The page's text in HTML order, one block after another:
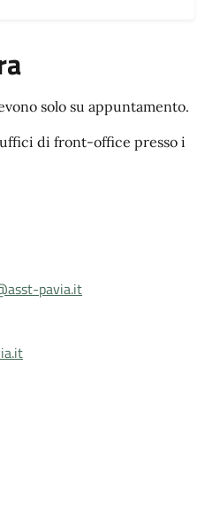
solo su appuntamento.
di front-office presso i
pavia.it